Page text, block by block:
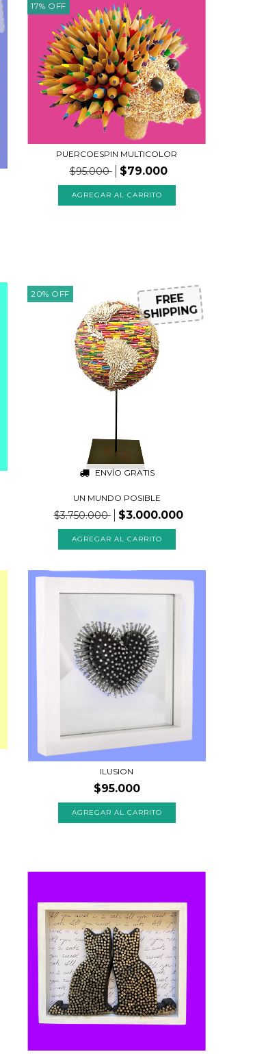
17% OFF
PUERCOESPIN MULTICOLOR
$95.000 $79.000
AGREGAR AL CARRITO
20% OFF
ENVÍO GRATIS
FREE
SHIPPING
UN MUNDO POSIBLE
$3.750.000 $3.000.000
ILUSION
$95.000